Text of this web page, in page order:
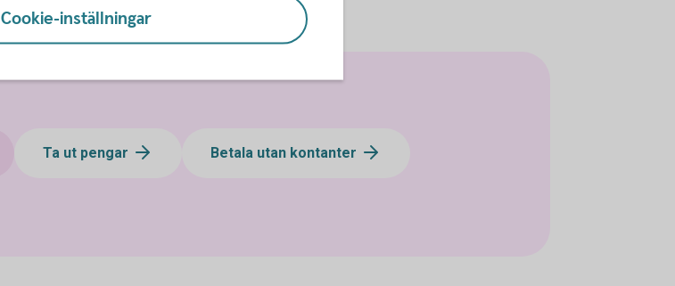
Ta ut pengar Betala utan kontanter
Cookie-inställningar